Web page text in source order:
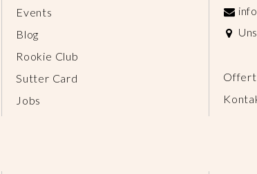
Events
Blog
Rookie Club
Sutter Card
Jobs